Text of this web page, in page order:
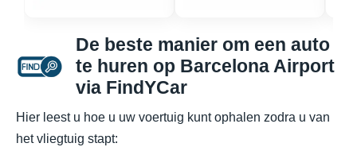
De beste manier om een auto
te huren op Barcelona Airport
via FindYCar
Hier leest u hoe u uw voertuig kunt ophalen zodra u van
het vliegtuig stapt: